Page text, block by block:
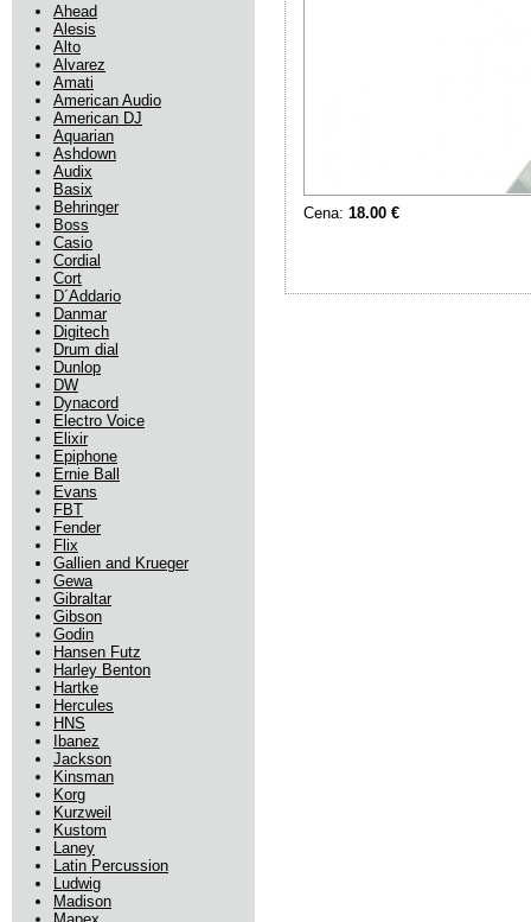
Ahead
Alesis
Alto
Alvarez
Amati
American Audio
American DJ
Aquarian
Ashdown
Audix
Basix
Behringer
Boss
Casio
Cordial
Cort
D´Addario
Danmar
Digitech
Drum dial
Dunlop
DW
Dynacord
Electro Voice
Elixir
Epiphone
Ernie Ball
Evans
FBT
Fender
Flix
Gallien and Krueger
Gewa
Gibraltar
Gibson
Godin
Hansen Futz
Harley Benton
Hartke
Hercules
HNS
Ibanez
Jackson
Kinsman
Korg
Kurzweil
Kustom
Laney
Latin Percussion
Ludwig
Madison
Cena: 18.00 €